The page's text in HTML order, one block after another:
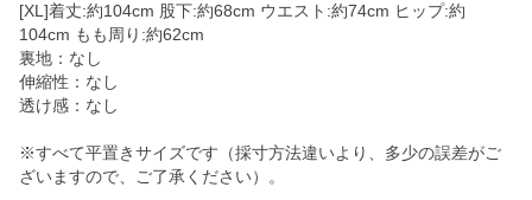
[XL]着丈:約104cm 股下:約68cm ウエスト:約74cm ヒップ:約
104cm もも周り:約62cm
裏地：なし
伸縮性：なし
透け感：なし
※すべて平置きサイズです（採寸方法違いより、多少の誤差がご
ざいますので、ご了承ください）。